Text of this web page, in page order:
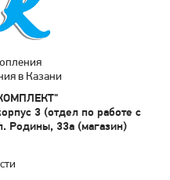
в Казани
3 (отдел по работе с
Родины, 33а (магазин)